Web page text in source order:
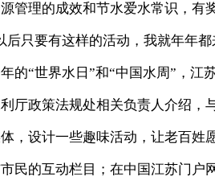
管理的成效和节水爱水常识，
后只要有这样的活动，我就年年都
“世界水日”和“中国水周”，江
厅政策法规处相关负责人介绍
，设计一些趣味活动，让老百
民的互动栏目；在中国江苏门